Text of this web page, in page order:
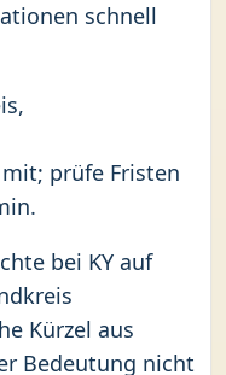
schnell
prüfe Fristen
bei KY auf
Kürzel aus
Bedeutung nicht